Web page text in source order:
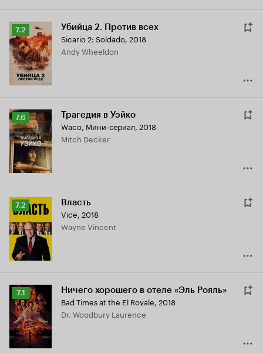
Рейтинг
Кинопоиска
7.2
7.2 Убийца 2. Против всех
Sicario 2: Soldado, 2018
Andy Wheeldon
Рейтинг
Кинопоиска
7.6
7.6 Трагедия в Уэйко
Waco, Мини-сериал, 2018
Mitch Decker
Рейтинг
Кинопоиска
7.2
7.2 Власть
Vice, 2018
Wayne Vincent
Рейтинг
Кинопоиска
7.1
7.1 Ничего хорошего в отеле «Эль Рояль»
Bad Times at the El Royale, 2018
Dr. Woodbury Laurence